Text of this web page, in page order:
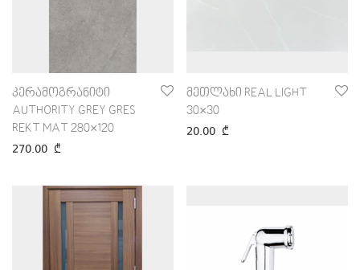
კერამოგრანიტი
AUTHORITY GREY GRES
REKT MAT 280×120
270.00 ₾
მეთლახი REAL LIGHT
30×30
20.00 ₾